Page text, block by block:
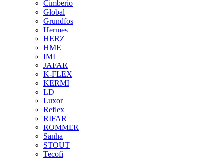
Cimberio
Global
Grundfos
Hermes
HERZ
HME
IMI
JAFAR
K-FLEX
KERMI
LD
Luxor
Reflex
RIFAR
ROMMER
Sanha
STOUT
Tecofi